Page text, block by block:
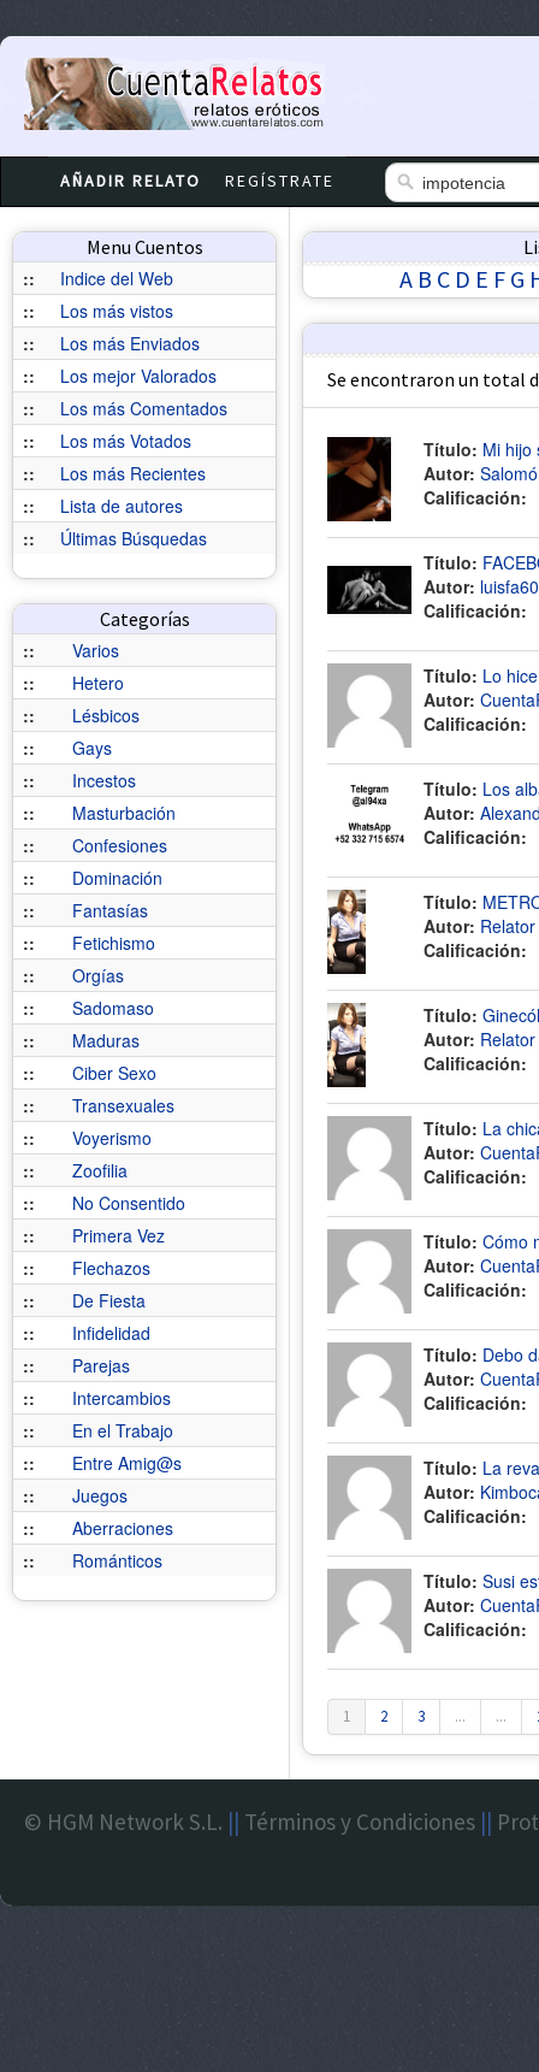
AÑADIR RELATO REGÍSTRATE
Menu Cuentos
::
Indice del Web
::
Los más vistos
::
Los más Enviados
::
Los mejor Valorados
::
Los más Comentados
::
Los más Votados
::
Los más Recientes
::
Lista de autores
::
Últimas Búsquedas
Categorías
::
Varios
::
Hetero
::
Lésbicos
::
Gays
::
Incestos
::
Masturbación
::
Confesiones
::
Dominación
::
Fantasías
::
Fetichismo
::
Orgías
::
Sadomaso
::
Maduras
::
Ciber Sexo
::
Transexuales
::
Voyerismo
::
Zoofilia
::
No Consentido
::
Primera Vez
::
Flechazos
::
De Fiesta
::
Infidelidad
::
Parejas
::
Intercambios
::
En el Trabajo
::
Entre Amig@s
::
Juegos
::
Aberraciones
::
Románticos
A B C D E F G
Se encontraron un total
Título: Mi hijo
Autor:
Calificación:
Título:
Autor: luisfa60
Calificación:
Título: Lo
Autor:
Calificación:
Título: Los
Autor:
Calificación:
Título:
Autor:
Calificación:
Título:
Autor:
Calificación:
Título: La
Autor:
Calificación:
Título: Cómo
Autor:
Calificación:
Título: Debo
Autor:
Calificación:
Título: La
Autor:
Calificación:
Título: Susi
Autor:
Calificación:
1 2 3 ... ...
© HGM Network S.L. || Términos y Condiciones ||